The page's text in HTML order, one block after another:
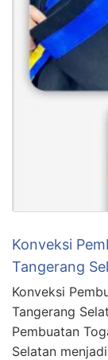
Konveksi
Tangerang
Konveksi
Tangerang
Pembuatan
Selatan